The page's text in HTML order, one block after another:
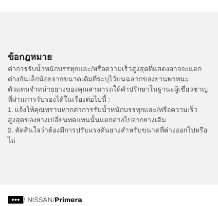
ข้อกฎหมาย
ค่าการรับน้ำหนักบรรทุกและ/หรือความเร็วสูงสุดที่แสดงอาจจะแตก
ต่างกันเล็กน้อยจากขนาดเดิมที่ระบุไว้บนฉลากของยานพาหนะ
ตัวแทนจำหน่ายยางของคุณสามารถให้คำปรึกษาในฐานะผู้เชี่ยวชาญ
ที่ผ่านการรับรองได้ในเรื่องต่อไปนี้ :
1. แจ้งให้คุณทราบหากค่าการรับน้ำหนักบรรทุกและ/หรือความเร็ว
สูงสุดของยางเปลี่ยนทดแทนนั้นแตกต่างไปจากยางเดิม
2. ตัดสินใจว่าต้องมีการปรับแรงดันยางสำหรับขนาดที่ต่างออกไปหรือ
ไม่
/ NISSAN Primera